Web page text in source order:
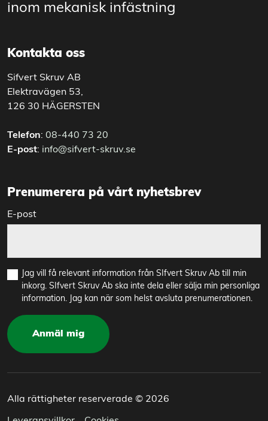
inom mekanisk infästning
Kontakta oss
Sifvert Skruv AB
Elektravägen 53,
126 30 HÄGERSTEN
Telefon: 08-440 73 20
E-post: info@sifvert-skruv.se
Prenumerera på vårt nyhetsbrev
E-post
Jag vill få relevant information från SIfvert Skruv Ab till min
inkorg. SIfvert Skruv Ab ska inte dela eller sälja min personliga
information. Jag kan när som helst avsluta prenumerationen.
Anmäl mig
Alla rättigheter reserverade © 2026